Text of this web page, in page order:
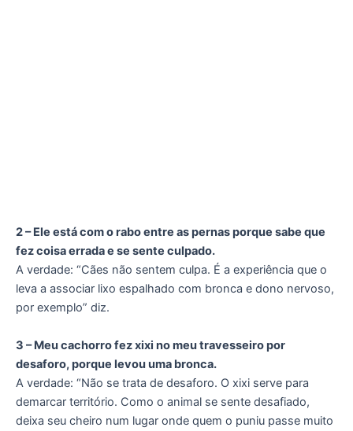
2 – Ele está com o rabo entre as pernas porque sabe que
fez coisa errada e se sente culpado.
A verdade: “Cães não sentem culpa. É a experiência que o
leva a associar lixo espalhado com bronca e dono nervoso,
por exemplo” diz.
3 – Meu cachorro fez xixi no meu travesseiro por
desaforo, porque levou uma bronca.
A verdade: “Não se trata de desaforo. O xixi serve para
demarcar território. Como o animal se sente desafiado,
deixa seu cheiro num lugar onde quem o puniu passe muito